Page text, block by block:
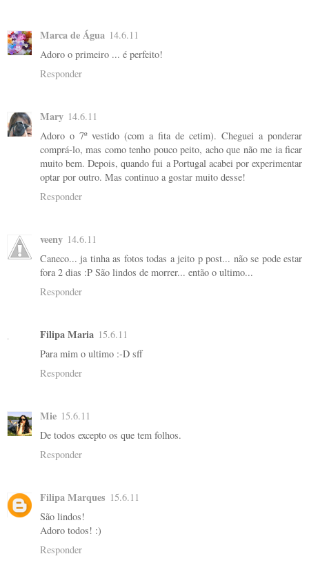
Marca de Água 14.6.11
Adoro o primeiro ... é perfeito!
Responder
Mary 14.6.11
Adoro o 7º vestido (com a fita de cetim). Cheguei a ponderar
comprá-lo, mas como tenho pouco peito, acho que não me ia ficar
muito bem. Depois, quando fui a Portugal acabei por experimentar
optar por outro. Mas continuo a gostar muito desse!
Responder
veeny 14.6.11
Caneco... ja tinha as fotos todas a jeito p post... não se pode estar
fora 2 dias :P São lindos de morrer... então o ultimo...
Responder
Filipa Maria 15.6.11
Para mim o ultimo :-D sff
Responder
Mie 15.6.11
De todos excepto os que tem folhos.
Responder
Filipa Marques 15.6.11
São lindos!
Adoro todos! :)
Responder